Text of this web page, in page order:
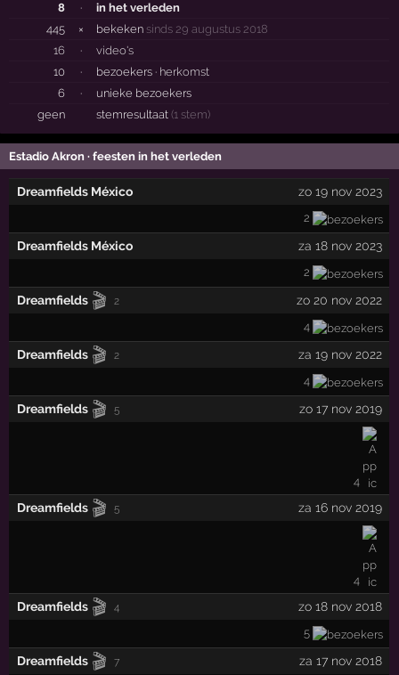
8
·
in het verleden
445
× bekeken sinds 29 augustus 2018
16
·
video's
10
· bezoekers · herkomst
6
·
unieke bezoekers
geen
stemresultaat(1 stem)
Estadio Akron · feesten in het verleden
Dreamfields México zo 19 nov 2023
2
Dreamfields México za 18 nov 2023
2
Dreamfields 🎬 2 zo 20 nov 2022
4
Dreamfields 🎬 2 za 19 nov 2022
4
Dreamfields 🎬 5 zo 17 nov 2019
4
Dreamfields 🎬 5 za 16 nov 2019
4
Dreamfields 🎬 4 zo 18 nov 2018
5
Dreamfields 🎬 7 za 17 nov 2018